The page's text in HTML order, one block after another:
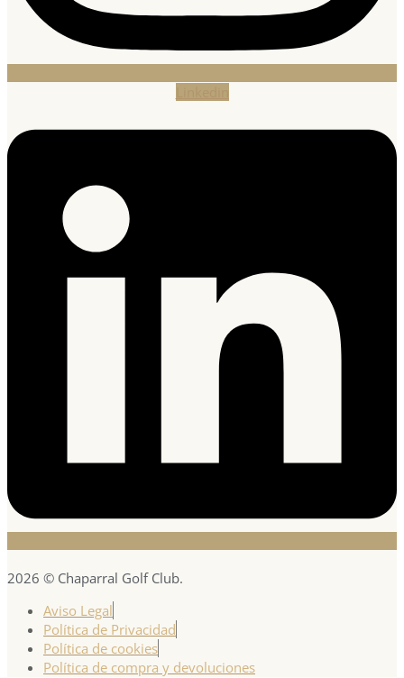
2026 © Chaparral Golf Club.
Aviso Legal
Política de Privacidad
Política de cookies
Política de compra y devoluciones